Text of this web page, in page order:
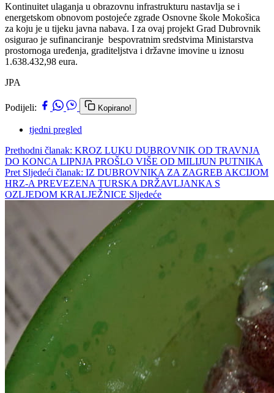
Kontinuitet ulaganja u obrazovnu infrastrukturu nastavlja se i
energetskom obnovom postojeće zgrade Osnovne škole Mokošica
za koju je u tijeku javna nabava. I za ovaj projekt Grad Dubrovnik
osigurao je sufinanciranje bespovratnim sredstvima Ministarstva
prostornoga uređenja, graditeljstva i državne imovine u iznosu
1.638.432,98 eura.
JPA
Podijeli: Kopirano!
tjedni pregled
Prethodni članak: KROZ LUKU DUBROVNIK OD TRAVNJA
DO KONCA LIPNJA PROŠLO VIŠE OD MILIJUN PUTNIKA
Pret Sljedeći članak: IZ DUBROVNIKA ZA ZAGREB AKCIJOM
HRZ-A PREVEZENA TURSKA DRŽAVLJANKA S
OZLJEDOM KRALJEŽNICE Sljedeće